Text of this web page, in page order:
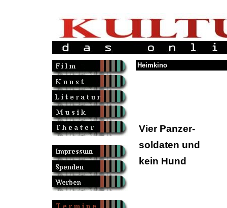
Heimkino
Vier Panzer-
soldaten und
kein Hund